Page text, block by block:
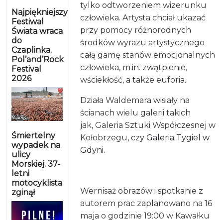
Najpiękniejszy
Festiwal
Świata wraca
do
Czaplinka.
Pol’and’Rock
Festival
2026
Śmiertelny
wypadek na
ulicy
Morskiej. 37-
letni
motocyklista
zginął
tylko odtworzeniem wizerunku
człowieka. Artysta chciał ukazać
przy pomocy różnorodnych
środków wyrazu artystycznego
całą gamę stanów emocjonalnych
człowieka, m.in. zwątpienie,
wściekłość, a także euforia.
Działa Waldemara wisiały na
ścianach wielu galerii takich
jak, Galeria Sztuki Współczesnej w
Kołobrzegu, czy Galeria Tygiel w
Gdyni.
Wernisaż obrazów i spotkanie z
autorem prac zaplanowano na 16
maja o godzinie 19:00 w Kawałku